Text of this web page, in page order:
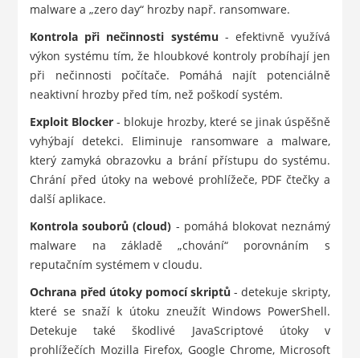
malware a „zero day“ hrozby např. ransomware.
Kontrola při nečinnosti systému - efektivně využívá
výkon systému tím, že hloubkové kontroly probíhají jen
při nečinnosti počítače. Pomáhá najít potenciálně
neaktivní hrozby před tím, než poškodí systém.
Exploit Blocker - blokuje hrozby, které se jinak úspěšně
vyhýbají detekci. Eliminuje ransomware a malware,
který zamyká obrazovku a brání přístupu do systému.
Chrání před útoky na webové prohlížeče, PDF čtečky a
další aplikace.
Kontrola souborů (cloud) - pomáhá blokovat neznámý
malware na základě „chování“ porovnáním s
reputačním systémem v cloudu.
Ochrana před útoky pomocí skriptů - detekuje skripty,
které se snaží k útoku zneužít Windows PowerShell.
Detekuje také škodlivé JavaScriptové útoky v
prohlížečích Mozilla Firefox, Google Chrome, Microsoft